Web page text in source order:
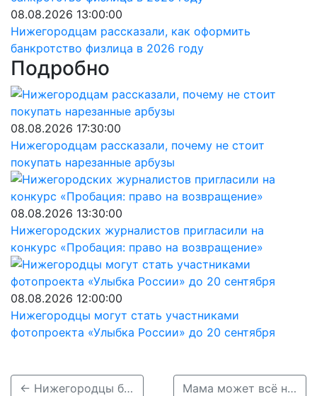
08.08.2026 13:00:00
Нижегородцам рассказали, как оформить
банкротство физлица в 2026 году
Подробно
08.08.2026 17:30:00
Нижегородцам рассказали, почему не стоит
покупать нарезанные арбузы
08.08.2026 13:30:00
Нижегородских журналистов пригласили на
конкурс «Пробация: право на возвращение»
08.08.2026 12:00:00
Нижегородцы могут стать участниками
фотопроекта «Улыбка России» до 20 сентября
← Нижегородцы били рекорды по интернет-трафику на выставке «АРТ МИР» Мама может всё на свете: премьера сериала «Между нами химия» — 6 марта на Wink.ru →